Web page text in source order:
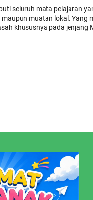
seluruh mata pelajaran
muatan lokal. Yang
khususnya pada